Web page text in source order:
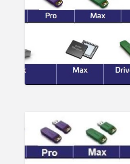
位
轉
雲
端
授
權|
授
權|API
流
Sentinel
軟
體
授